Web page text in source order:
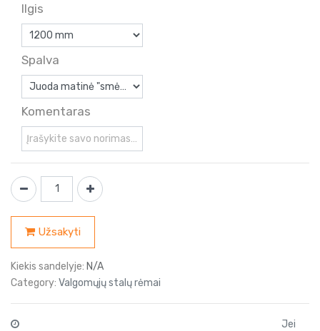
Ilgis
Spalva
Komentaras
Užsakyti
Kiekis sandelyje: N/A
Category: Valgomųjų stalų rėmai
Jei